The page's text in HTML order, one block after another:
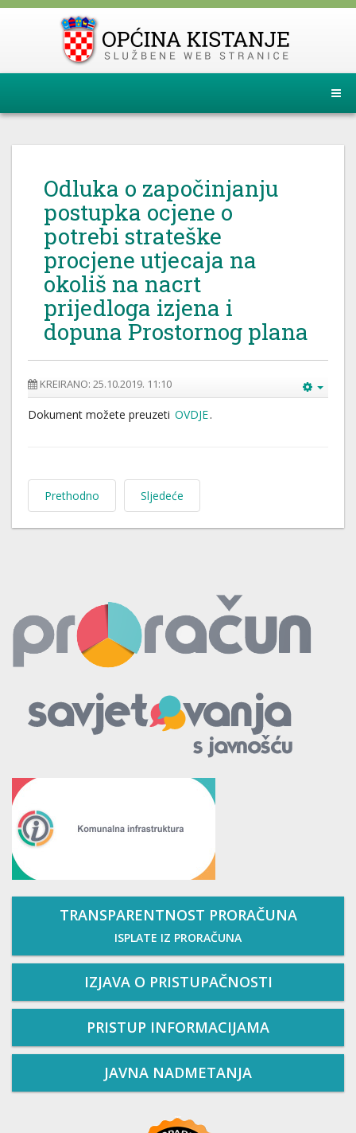
Odluka o započinjanju
postupka ocjene o
potrebi strateške
procjene utjecaja na
okoliš na nacrt
prijedloga izjena i
dopuna Prostornog plana
KREIRANO: 25.10.2019. 11:10
Dokument možete preuzeti OVDJE.
Prethodno Sljedeće
TRANSPARENTNOST PRORAČUNA
ISPLATE IZ PRORAČUNA
IZJAVA O PRISTUPAČNOSTI
PRISTUP INFORMACIJAMA
JAVNA NADMETANJA